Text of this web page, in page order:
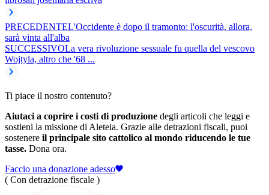
PRECEDENTEL'Occidente è dopo il tramonto: l'oscurità, allora,
sarà vinta all'alba
SUCCESSIVOLa vera rivoluzione sessuale fu quella del vescovo
Wojtyla, altro che '68 ...
Ti piace il nostro contenuto?
Aiutaci a coprire i costi di produzione degli articoli che leggi e
sostieni la missione di Aleteia. Grazie alle detrazioni fiscali, puoi
sostenere il principale sito cattolico al mondo riducendo le tue
tasse. Dona ora.
Faccio una donazione adesso
( Con detrazione fiscale )